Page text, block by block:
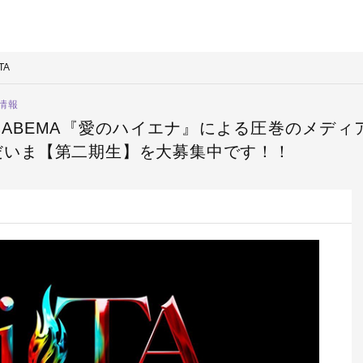
報
『愛のハイエナ』による圧巻のメディ
ま【第二期生】を大募集中です！！
体入費最大15,000円！！日給